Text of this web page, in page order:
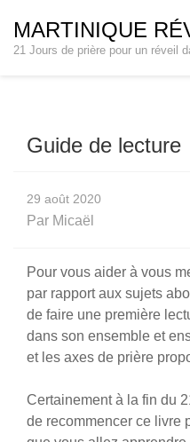
contenu
MARTINIQUE
21 Jours de prière pour un réveil
Guide de lecture
29 août 2020
Par Micaël
Pour vous aider à vous
par rapport aux sujets
de faire une première
dans son ensemble et
et les axes de prière
Certainement à la fin du
de recommencer ce livre